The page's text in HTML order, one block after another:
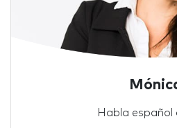
Habla español